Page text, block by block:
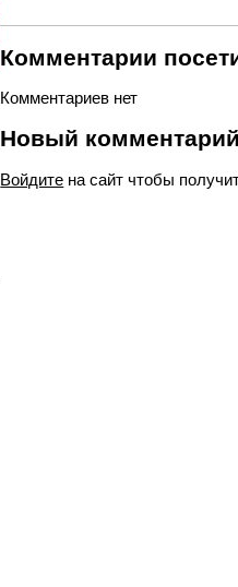
Комментарии
Комментариев нет
Новый
Войдите на сайт чтобы